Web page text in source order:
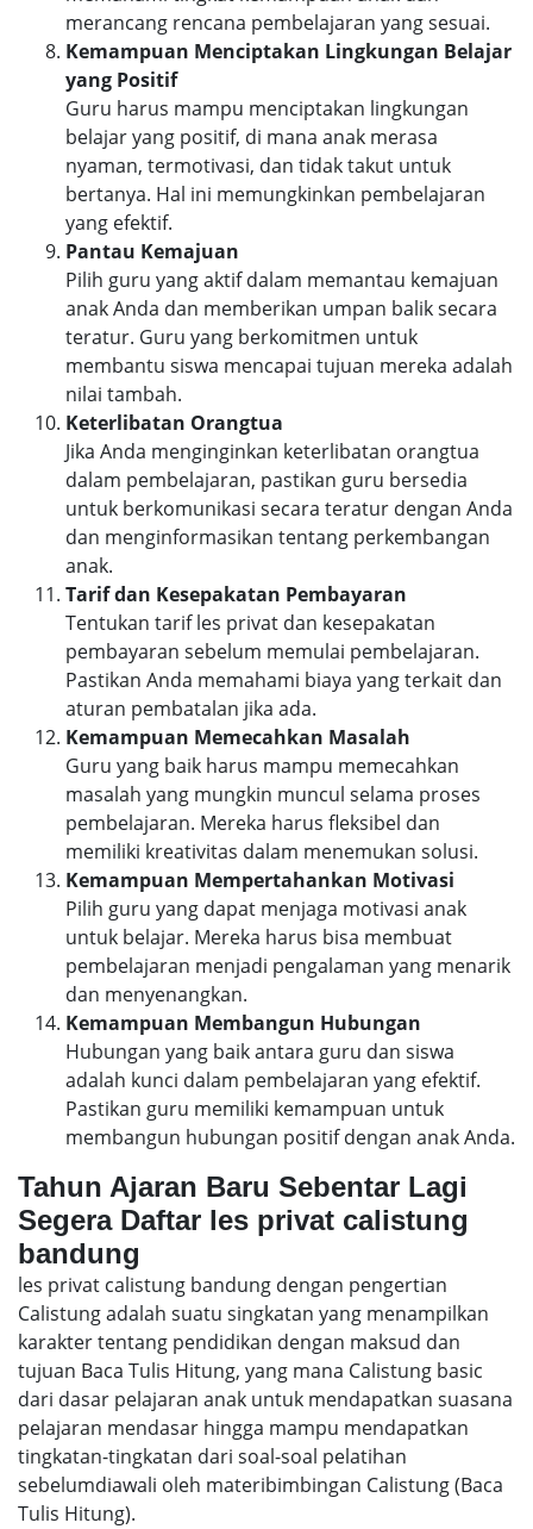
merancang rencana pembelajaran yang sesuai.
Kemampuan Menciptakan Lingkungan Belajar
yang Positif
Guru harus mampu menciptakan lingkungan
belajar yang positif, di mana anak merasa
nyaman, termotivasi, dan tidak takut untuk
bertanya. Hal ini memungkinkan pembelajaran
yang efektif.
Pantau Kemajuan
Pilih guru yang aktif dalam memantau kemajuan
anak Anda dan memberikan umpan balik secara
teratur. Guru yang berkomitmen untuk
membantu siswa mencapai tujuan mereka adalah
nilai tambah.
Keterlibatan Orangtua
Jika Anda menginginkan keterlibatan orangtua
dalam pembelajaran, pastikan guru bersedia
untuk berkomunikasi secara teratur dengan Anda
dan menginformasikan tentang perkembangan
anak.
Tarif dan Kesepakatan Pembayaran
Tentukan tarif les privat dan kesepakatan
pembayaran sebelum memulai pembelajaran.
Pastikan Anda memahami biaya yang terkait dan
aturan pembatalan jika ada.
Kemampuan Memecahkan Masalah
Guru yang baik harus mampu memecahkan
masalah yang mungkin muncul selama proses
pembelajaran. Mereka harus fleksibel dan
memiliki kreativitas dalam menemukan solusi.
Kemampuan Mempertahankan Motivasi
Pilih guru yang dapat menjaga motivasi anak
untuk belajar. Mereka harus bisa membuat
pembelajaran menjadi pengalaman yang menarik
dan menyenangkan.
Kemampuan Membangun Hubungan
Hubungan yang baik antara guru dan siswa
adalah kunci dalam pembelajaran yang efektif.
Pastikan guru memiliki kemampuan untuk
membangun hubungan positif dengan anak Anda.
Tahun Ajaran Baru Sebentar Lagi
Segera Daftar les privat calistung
bandung
les privat calistung bandung dengan pengertian
Calistung adalah suatu singkatan yang menampilkan
karakter tentang pendidikan dengan maksud dan
tujuan Baca Tulis Hitung, yang mana Calistung basic
dari dasar pelajaran anak untuk mendapatkan suasana
pelajaran mendasar hingga mampu mendapatkan
tingkatan-tingkatan dari soal-soal pelatihan
sebelumdiawali oleh materibimbingan Calistung (Baca
Tulis Hitung).